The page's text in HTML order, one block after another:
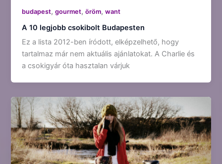
budapest,gourmet,öröm,want
A 10 legjobb csokibolt Budapesten
Ez a lista 2012-ben íródott, elképzelhető, hogy
tartalmaz már nem aktuális ajánlatokat. A Charlie és
a csokigyár óta hasztalan várjuk